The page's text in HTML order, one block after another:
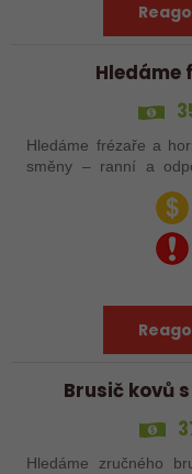
Hledáme
Hledáme frézaře a
směny – ranní a
šikovné nováčky,
zajímavých
Brusič kovů
Hledáme zručného